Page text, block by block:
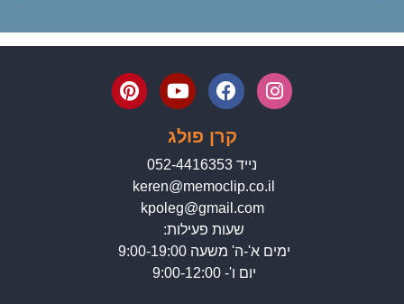
קרן פולג
נייד 052-4416353
keren@memoclip.co.il
kpoleg@gmail.com
שעות פעילות:
ימים א'-ה' משעה 9:00-19:00
יום ו'- 9:00-12:00